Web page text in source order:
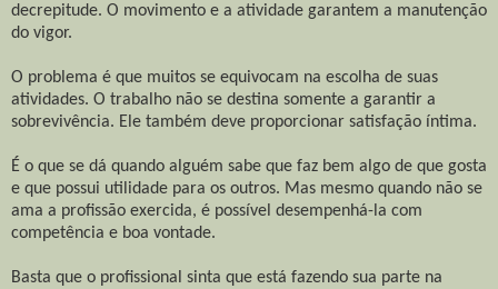
decrepitude. O movimento e a atividade garantem a manutenção
do vigor.
O problema é que muitos se equivocam na escolha de suas
atividades. O trabalho não se destina somente a garantir a
sobrevivência. Ele também deve proporcionar satisfação íntima.
É o que se dá quando alguém sabe que faz bem algo de que gosta
e que possui utilidade para os outros. Mas mesmo quando não se
ama a profissão exercida, é possível desempenhá-la com
competência e boa vontade.
Basta que o profissional sinta que está fazendo sua parte na